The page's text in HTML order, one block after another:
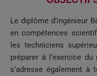
Le diplôme d’ingénieur
en compétences
les techniciens
préparer à l’exercice
s’adresse également à